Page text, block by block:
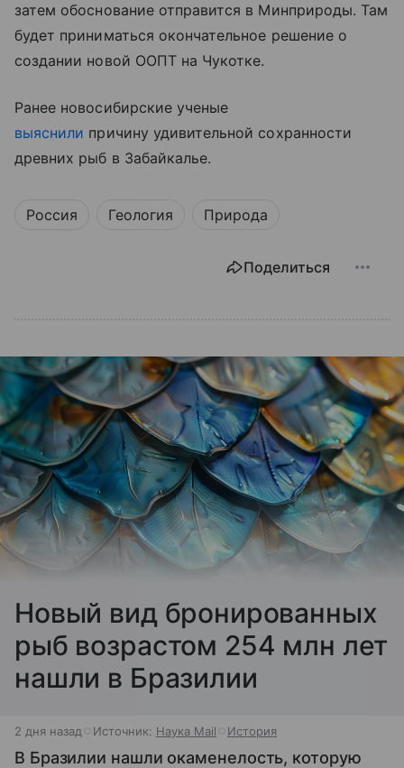
затем обоснование отправится в Минприроды. Там
будет приниматься окончательное решение о
создании новой ООПТ на Чукотке.
Ранее новосибирские ученые
выяснили причину удивительной сохранности
древних рыб в Забайкалье.
Россия Геология Природа
Поделиться
Новый вид бронированных
рыб возрастом 254 млн лет
нашли в Бразилии
2 дня назад Источник: Наука Mail История
В Бразилии нашли окаменелость, которую